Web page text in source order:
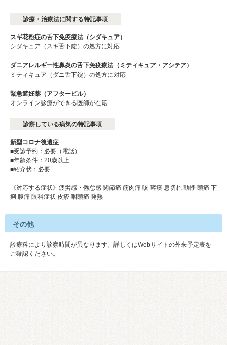
診療・治療法に関する特記事項
スギ花粉症の舌下免疫療法（シダキュア）
シダキュア（スギ舌下錠）の処方に対応
ダニアレルギー性鼻炎の舌下免疫療法（ミティキュア・アシテア）
ミティキュア（ダニ舌下錠）の処方に対応
緊急避妊薬（アフターピル）
オンライン診療ができる医師が在籍
診察している病気の特記事項
新型コロナ後遺症
■受診予約：必要（電話）
■年齢条件：20歳以上
■紹介状：必要
《対応する症状》疲労感・倦怠感 関節痛 筋肉痛 咳 喀痰 息切れ 動悸 頭痛 下
痢 腹痛 眼科症状 皮疹 咽頭痛 発熱
その他
診療科により診察時間が異なります。詳しくはWebサイトの外来予定表を
ご確認ください。